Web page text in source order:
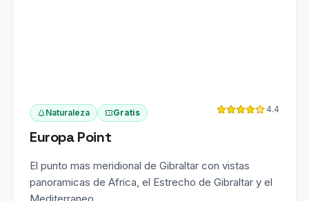
Naturaleza Gratis
Europa Point
4.4
El punto mas meridional de Gibraltar con vistas
panoramicas de Africa, el Estrecho de Gibraltar y el